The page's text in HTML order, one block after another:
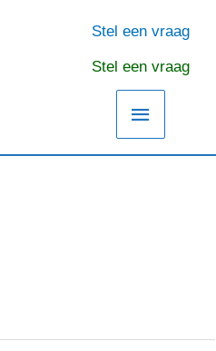
Stel een vraag
Stel een vraag